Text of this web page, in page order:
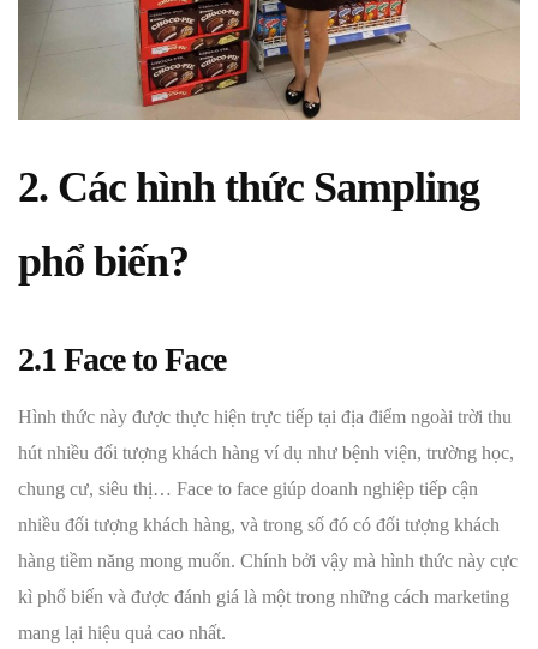
2. Các hình thức Sampling
phổ biến?
2.1 Face to Face
Hình thức này được thực hiện trực tiếp tại địa điểm ngoài trời thu
hút nhiều đối tượng khách hàng ví dụ như bệnh viện, trường học,
chung cư, siêu thị… Face to face giúp doanh nghiệp tiếp cận
nhiều đối tượng khách hàng, và trong số đó có đối tượng khách
hàng tiềm năng mong muốn. Chính bởi vậy mà hình thức này cực
kì phổ biến và được đánh giá là một trong những cách marketing
mang lại hiệu quả cao nhất.